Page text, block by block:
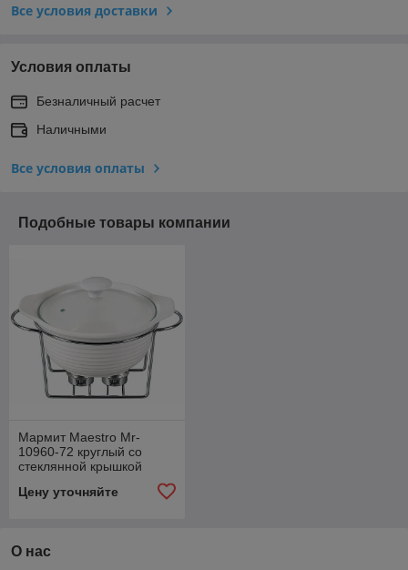
Все условия доставки
Условия оплаты
Безналичный расчет
Наличными
Все условия оплаты
Подобные товары компании
Мармит Maestro Mr-
10960-72 круглый со
стеклянной крышкой
Цену уточняйте
О нас